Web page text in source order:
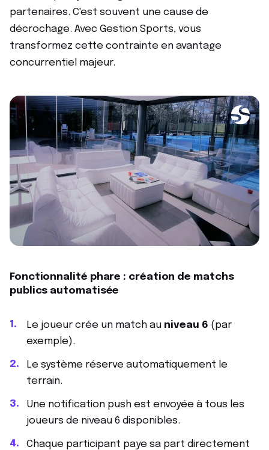
partenaires. C'est souvent une cause de
décrochage. Avec Gestion Sports, vous
transformez cette contrainte en avantage
concurrentiel majeur.
Fonctionnalité phare : création de matchs
publics automatisée
Le joueur crée un match au niveau 6 (par
exemple).
Le système réserve automatiquement le
terrain.
Une notification push est envoyée à tous les
joueurs de niveau 6 disponibles.
Chaque participant paye sa part directement